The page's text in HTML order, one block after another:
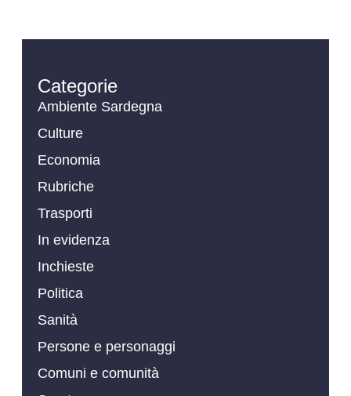
Categorie
Ambiente Sardegna
Culture
Economia
Rubriche
Trasporti
In evidenza
Inchieste
Politica
Sanità
Persone e personaggi
Comuni e comunità